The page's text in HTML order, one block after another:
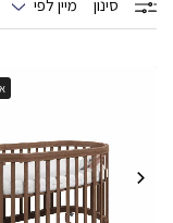
סינון מיין לפי